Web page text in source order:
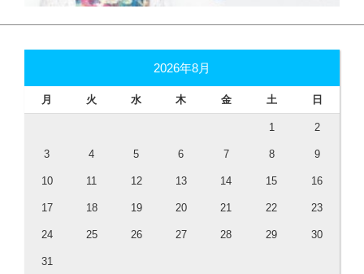
2026年8月
月 火 水 木 金 土 日
1 2
3 4 5 6 7 8 9
10 11 12 13 14 15 16
17 18 19 20 21 22 23
24 25 26 27 28 29 30
31